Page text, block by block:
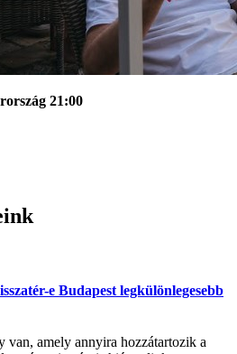
21:00
e Budapest legkülönlegesebb
van, amely annyira hozzátartozik a